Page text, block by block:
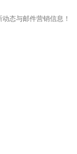
态与邮件营销信息！